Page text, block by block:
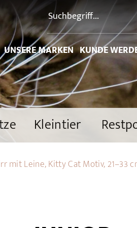
UNSERE MARKEN KUNDE
Kleintier
mit Leine, Kitty Cat Motiv, 21–33